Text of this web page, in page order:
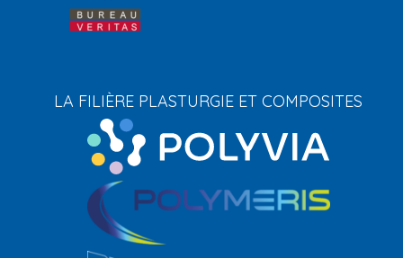
LA FILIÈRE PLASTURGIE ET COMPOSITES